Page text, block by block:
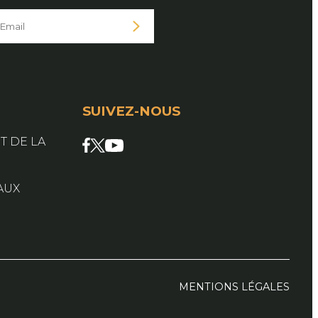
DE LA
SUIVEZ-NOUS
Facebook
X YouTube
MENTIONS LÉGALES